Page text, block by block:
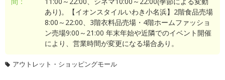
あり)。【イオンスタイルいわき小名浜】2階食品売場
8:00～22:00、3階衣料品売場・4階ホームファッショ
ン売場9:00～21:00 年末年始や近隣でのイベント開催
により、営業時間が変更になる場合あり。
アウトレット・ショッピングモール